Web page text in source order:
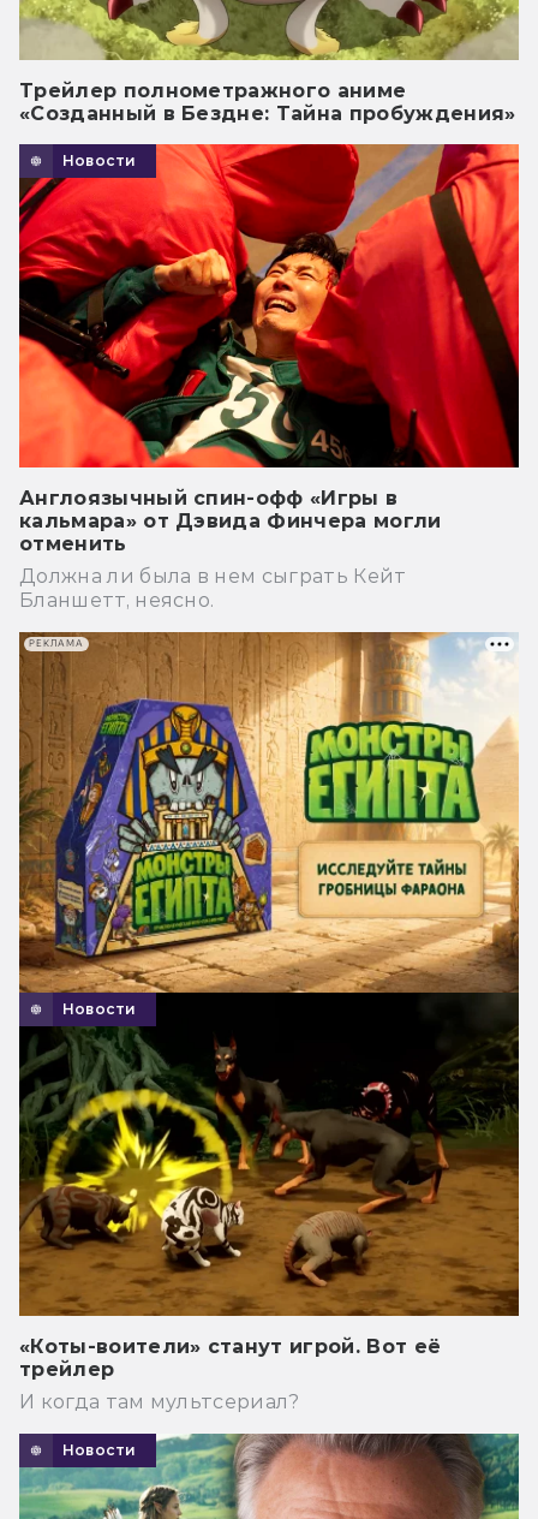
Трейлер полнометражного аниме
«Созданный в Бездне: Тайна пробуждения»
Новости
Англоязычный спин-офф «Игры в
кальмара» от Дэвида Финчера могли
отменить
Должна ли была в нем сыграть Кейт
Бланшетт, неясно.
Новости
«Коты-воители» станут игрой. Вот её
трейлер
И когда там мультсериал?
Новости
РЕКЛАМА